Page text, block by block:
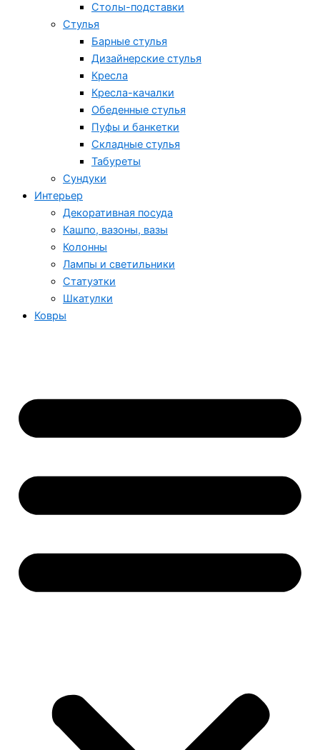
Столы-подставки
Стулья
Барные стулья
Дизайнерские стулья
Кресла
Кресла-качалки
Обеденные стулья
Пуфы и банкетки
Складные стулья
Табуреты
Сундуки
Интерьер
Декоративная посуда
Кашпо, вазоны, вазы
Колонны
Лампы и светильники
Статуэтки
Шкатулки
Ковры